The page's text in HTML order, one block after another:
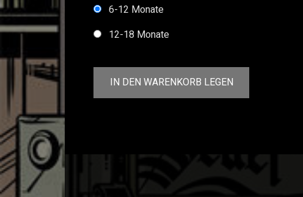
6-12 Monate
12-18 Monate